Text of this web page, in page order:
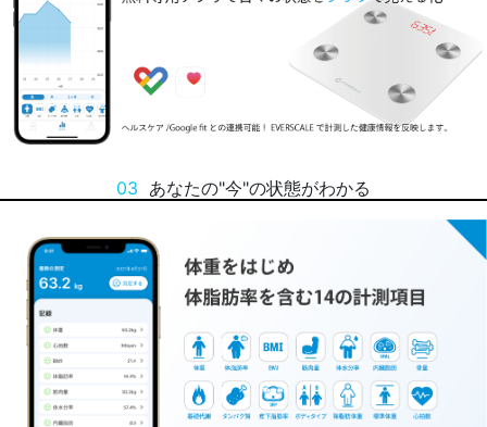
03 あなたの"今"の状態がわかる